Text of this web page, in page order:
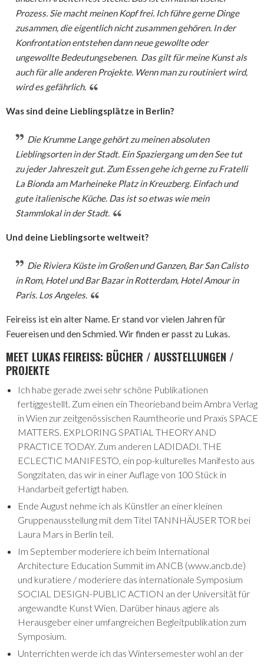
Prozess. Sie macht meinen Kopf frei. Ich führe gerne Dinge
zusammen, die eigentlich nicht zusammen gehören. In der
Konfrontation entstehen dann neue gewollte oder
ungewollte Bedeutungsebenen. Das gilt für meine Kunst als
auch für alle anderen Projekte. Wenn man zu routiniert wird,
wird es gefährlich.
Was sind deine Lieblingsplätze in Berlin?
Die Krumme Lange gehört zu meinen absoluten
Lieblingsorten in der Stadt. Ein Spaziergang um den See tut
zu jeder Jahreszeit gut. Zum Essen gehe ich gerne zu Fratelli
La Bionda am Marheineke Platz in Kreuzberg. Einfach und
gute italienische Küche. Das ist so etwas wie mein
Stammlokal in der Stadt.
Und deine Lieblingsorte weltweit?
Die Riviera Küste im Großen und Ganzen, Bar San Calisto
in Rom, Hotel und Bar Bazar in Rotterdam, Hotel Amour in
Paris. Los Angeles.
Feireiss ist ein alter Name. Er stand vor vielen Jahren für
Feuereisen und den Schmied. Wir finden er passt zu Lukas.
MEET LUKAS FEIREISS: BÜCHER / AUSSTELLUNGEN /
PROJEKTE
Ich habe gerade zwei sehr schöne Publikationen
fertiggestellt. Zum einen ein Theorieband beim Ambra Verlag
in Wien zur zeitgenössischen Raumtheorie und Praxis SPACE
MATTERS. EXPLORING SPATIAL THEORY AND
PRACTICE TODAY. Zum anderen LADIDADI. THE
ECLECTIC MANIFESTO, ein pop-kulturelles Manifesto aus
Songzitaten, das wir in einer Auflage von 100 Stück in
Handarbeit gefertigt haben.
Ende August nehme ich als Künstler an einer kleinen
Gruppenausstellung mit dem Titel TANNHÄUSER TOR bei
Laura Mars in Berlin teil.
Im September moderiere ich beim International
Architecture Education Summit im ANCB (www.ancb.de)
und kuratiere / moderiere das internationale Symposium
SOCIAL DESIGN-PUBLIC ACTION an der Universität für
angewandte Kunst Wien. Darüber hinaus agiere als
Herausgeber einer umfangreichen Begleitpublikation zum
Symposium.
Unterrichten werde ich das Wintersemester wohl an der